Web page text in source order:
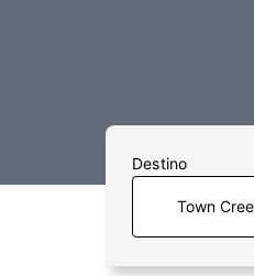
Destino